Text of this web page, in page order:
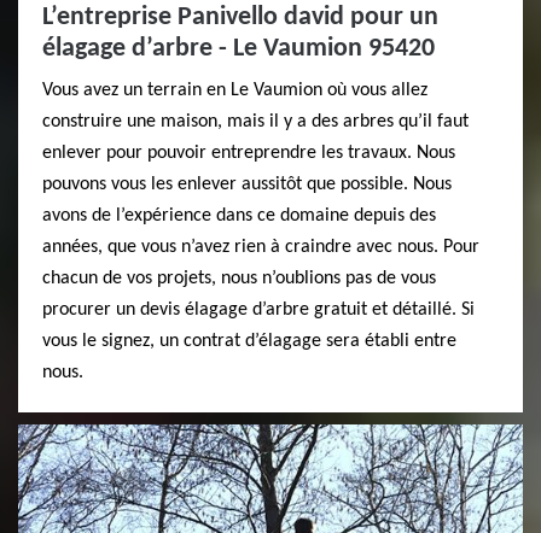
L’entreprise Panivello david pour un
élagage d’arbre - Le Vaumion 95420
Vous avez un terrain en Le Vaumion où vous allez
construire une maison, mais il y a des arbres qu’il faut
enlever pour pouvoir entreprendre les travaux. Nous
pouvons vous les enlever aussitôt que possible. Nous
avons de l’expérience dans ce domaine depuis des
années, que vous n’avez rien à craindre avec nous. Pour
chacun de vos projets, nous n’oublions pas de vous
procurer un devis élagage d’arbre gratuit et détaillé. Si
vous le signez, un contrat d’élagage sera établi entre
nous.